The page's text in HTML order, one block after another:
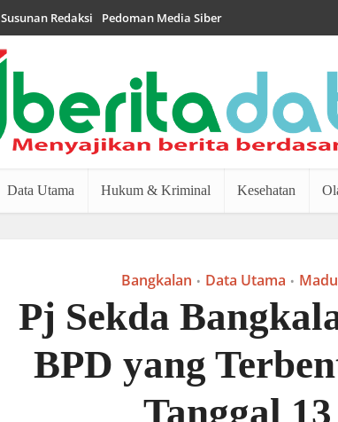
Susunan Redaksi Pedoman Media Siber
Data Utama Hukum & Kriminal Kesehatan
Bangkalan • Data Utama •
Pj Sekda
BPD yang
Tanggal